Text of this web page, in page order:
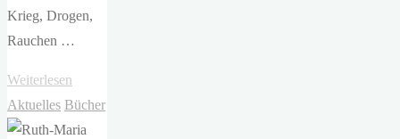
Krieg, Drogen,
Rauchen …
Weiterlesen
Graßhoff
–
Aktuelles Bücher